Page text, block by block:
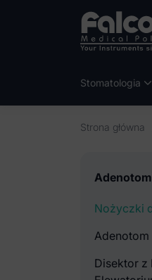
Stomatologia
Strona główna
Nożyczki
Adenotom
Disektor z